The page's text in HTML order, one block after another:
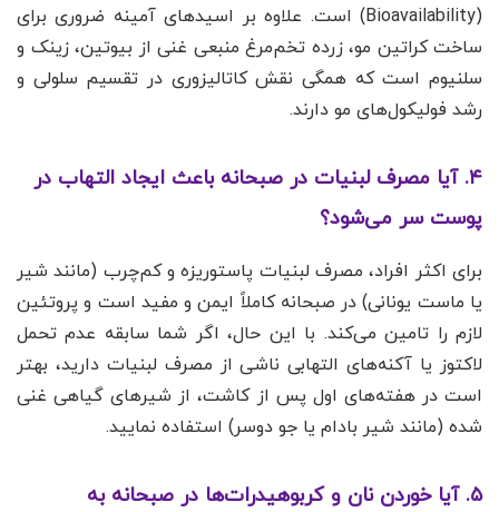
(Bioavailability) است. علاوه بر اسیدهای آمینه ضروری برای
ساخت کراتین مو، زرده تخم‌مرغ منبعی غنی از بیوتین، زینک و
سلنیوم است که همگی نقش کاتالیزوری در تقسیم سلولی و
رشد فولیکول‌های مو دارند.
۴. آیا مصرف لبنیات در صبحانه باعث ایجاد التهاب در
پوست سر می‌شود؟
برای اکثر افراد، مصرف لبنیات پاستوریزه و کم‌چرب (مانند شیر
یا ماست یونانی) در صبحانه کاملاً ایمن و مفید است و پروتئین
لازم را تامین می‌کند. با این حال، اگر شما سابقه عدم تحمل
لاکتوز یا آکنه‌های التهابی ناشی از مصرف لبنیات دارید، بهتر
است در هفته‌های اول پس از کاشت، از شیرهای گیاهی غنی
شده (مانند شیر بادام یا جو دوسر) استفاده نمایید.
۵. آیا خوردن نان و کربوهیدرات‌ها در صبحانه به